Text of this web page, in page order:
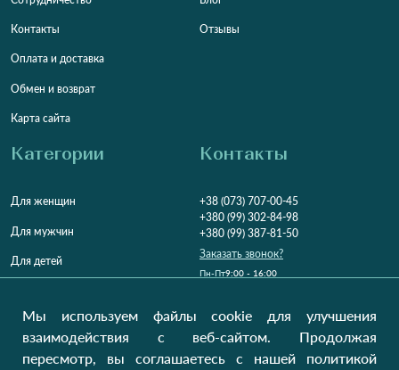
Контакты
Оплата и доставка
Обмен и возврат
Карта сайта
Отзывы
Категории
Для женщин
Для мужчин
Для детей
Контакты
+38 (073) 707-00-45
+380 (99) 302-84-98
+380 (99) 387-81-50
Заказать звонок?
Пн-Пт9:00 - 16:00
Україна, Луцьк, 43000
Мы используем файлы cookie для улучшения
взаимодействия с веб-сайтом. Продолжая
пересмотр, вы соглашаетесь с нашей политикой